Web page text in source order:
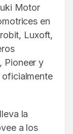
Motor
en
Luxoft,
Pioneer y
la
a los